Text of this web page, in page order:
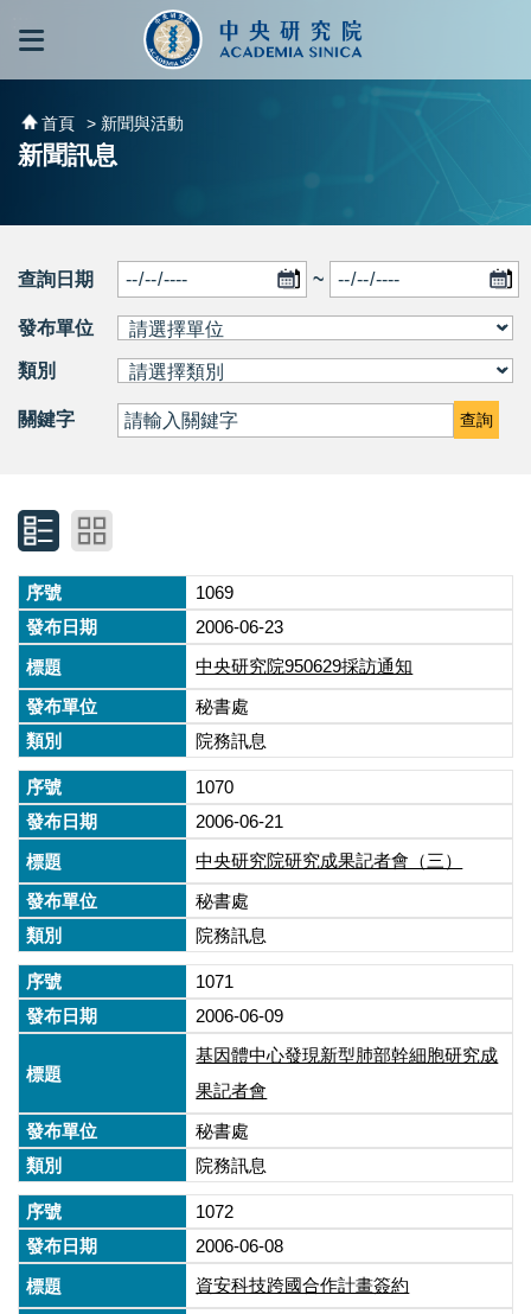
跳到主要內容區塊
首頁 > 新聞與活動
新聞訊息
查詢日期 ~
發布單位
類別
關鍵字 查詢
1069
2006-06-23
中央研究院950629採訪通知
秘書處
院務訊息
1070
2006-06-21
中央研究院研究成果記者會（三）
秘書處
院務訊息
1071
2006-06-09
基因體中心發現新型肺部幹細胞研究成
果記者會
秘書處
院務訊息
1072
2006-06-08
資安科技跨國合作計畫簽約